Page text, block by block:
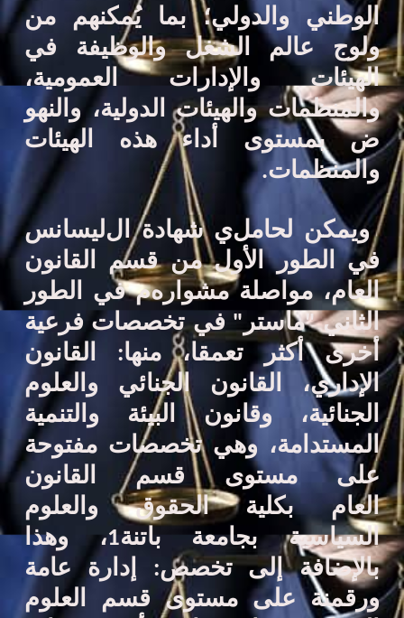
الوطني والدولي؛ بما يُمكنهم من
ولوج عالم الشغل
والوظيفة في
الهيئات
والإدارات العمومية،
والمنظمات والهيئاتالدولية،والنهو
ض بمستوى أداء هذه الهيئات
والمنظمات.
ويمكن لحاملي شهادةالليسانس
في الطور الأول منقسم القانون
العام،مواصلة مشوارهمفي الطور
الثاني "ماستر " في تخصصات فرعية
أخرى أكثر تعمقا،منها: القانون
الإداري، القانون
الجنائي والعلوم
الجنائية، وقانون البيئة والتنمية
المستدامة، وهي تخصصات مفتوحة
على مستوى قسم القانون
العام
بكلية الحقوق والعلوم
السياسيةبجامعة باتنة1 ، وهذا
بالإضافة إلى تخصص: إدارة عامة
ورقمنة
على مستوى قسم العلوم